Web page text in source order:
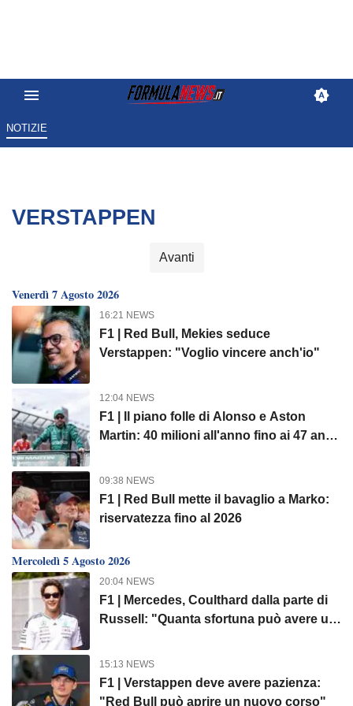
NOTIZIE
VERSTAPPEN
Avanti
Venerdì 7 Agosto 2026
16:21 NEWS
F1 | Red Bull, Mekies seduce
Verstappen: "Voglio vincere anch'io"
12:04 NEWS
F1 | Il piano folle di Alonso e Aston
Martin: 40 milioni all'anno fino ai 47 anni
09:38 NEWS
F1 | Red Bull mette il bavaglio a Marko:
riservatezza fino al 2026
Mercoledì 5 Agosto 2026
20:04 NEWS
F1 | Mercedes, Coulthard dalla parte di
Russell: "Quanta sfortuna può avere un
15:13 NEWS
F1 | Verstappen deve avere pazienza:
"Red Bull può aprire un nuovo corso"